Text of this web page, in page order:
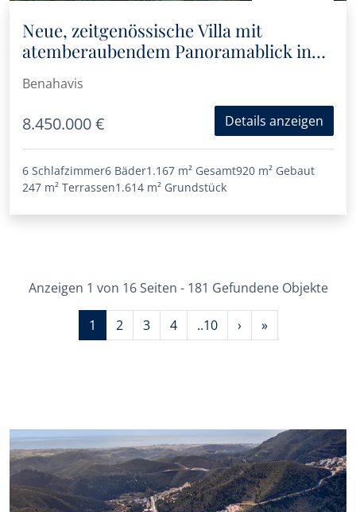
Neue, zeitgenössische Villa mit
atemberaubendem Panoramablick in
Benahavís
Benahavis
8.450.000 € Details anzeigen
6 Schlafzimmer6 Bäder1.167 m² Gesamt920 m² Gebaut
247 m² Terrassen1.614 m² Grundstück
Anzeigen 1 von 16 Seiten - 181 Gefundene Objekte
1 2 3 4 ..10 › »